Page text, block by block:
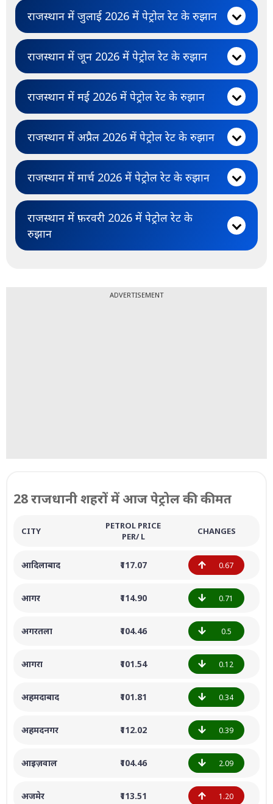
राजस्थान में जुलाई 2026 में पेट्रोल रेट के रुझान
राजस्थान में जून 2026 में पेट्रोल रेट के रुझान
राजस्थान में मई 2026 में पेट्रोल रेट के रुझान
राजस्थान में अप्रैल 2026 में पेट्रोल रेट के रुझान
राजस्थान में मार्च 2026 में पेट्रोल रेट के रुझान
राजस्थान में फ़रवरी 2026 में पेट्रोल रेट के
रुझान
ADVERTISEMENT
28 राजधानी शहरों में आज पेट्रोल की कीमत
CITY
PETROL PRICE
PER/ L
CHANGES
आदिलाबाद ₹117.07 0.67
आगर ₹114.90 0.71
अगरतला ₹104.46 0.5
आगरा ₹101.54 0.12
अहमदाबाद ₹101.81 0.34
अहमदनगर ₹112.02 0.39
आइज़वाल ₹104.46 2.09
अजमेर ₹113.51 1.20